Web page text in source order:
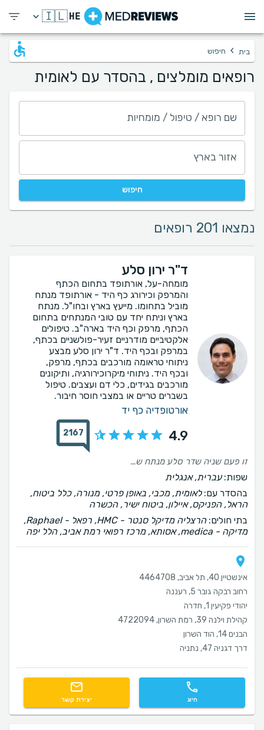
HE
🇮🇱
בית › חיפוש
רופאים מומלצים , בהסדר עם לאומית
שם רופא / טיפול / מומחיות
אזור בארץ
חיפוש
נמצאו 201 רופאים
ד"ר ירון סלע
מומחה-על, אורתופד בתחום הכתף
והמרפק וכירורג כף היד - אורתופד מנתח
מוביל בתחומו. מייעץ בארץ ובחו"ל. מנתח
בארץ וניתח יחד עם טובי המנתחים בתחום
הכתף, מרפק וכף היד בארה"ב. טיפולים
אלקטיביים מודרניים זעיר-פולשניים בכתף,
במרפק ובכף היד. ד"ר ירון סלע מבצע
ניתוחי טראומה מורכבים בכתף, מרפק,
ובכף היד. ניתוחי מיקרוכירורגיה, ותיקונים
מורכבים בגידים, כלי דם ועצבים. טיפול
בשברים טריים או במצבי חוסר חיבור.
אורטופדיה כף יד
4.9
2167
זו פעם שניה שדר סלע מנתח שלי, כמו פעם קודמת - מסביר הכל לפני, תו״כ כדי ואחרי, אדיב, סבלני הכי חשוב מקצועי! הכל נעשה ברוגע, ויחד עם זאת בלי עיכובים מיותרים ציק צ׳אק! ממליצה מאד ותודה על הכל
שפות:עברית, אנגלית
בהסדר עם:לאומית, מכבי, באופן פרטי, מנורה, כלל ביטוח,
הראל, הפניקס, איילון, ביטוח ישיר, הכשרה
בתי חולים:
הרצליה מדיקל סנטר - HMC, רפאל - Raphael,
‫מדיקה - medica, אסותא, מרכז רפואי רמת אביב, הלל יפה
אינשטיין 40, תל אביב, 4464708
רחוב רבקה גובר 5, רעננה
יהודי פקיעין 1, חדרה
קהילת וילנה 39, רמת השרון, 4722094
הבנים 14, הוד השרון
דרך דגניה 47, נתניה
חיוג יצירת קשר